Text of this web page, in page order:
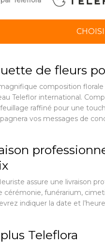
de fleurs
composition
Teleflor international.
raffiné pour une
vos messages de
assure une livraison
cérémonie, funérarium,
indiquer la date et
Teleflora